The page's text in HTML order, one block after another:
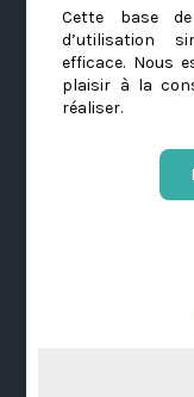
Cette base
d’utilisation
efficace. Nous
plaisir à la
réaliser.